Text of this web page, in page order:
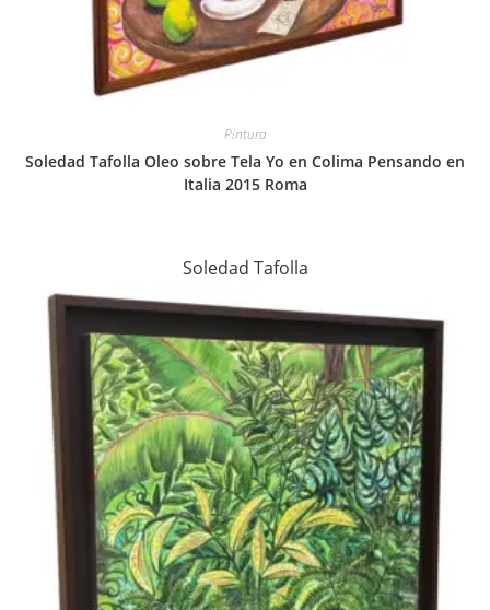
Pintura
Soledad Tafolla Oleo sobre Tela Yo en Colima Pensando en
Italia 2015 Roma
Soledad Tafolla